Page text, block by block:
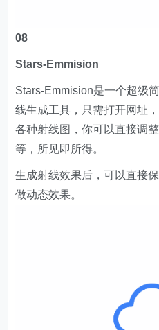
08
Stars-Emmision
Stars-Emmision是一个超级
线生成工具，只需打开网址
各种射线图，你可以直接调
等，所见即所得。
生成射线效果后，可以直接
做动态效果。